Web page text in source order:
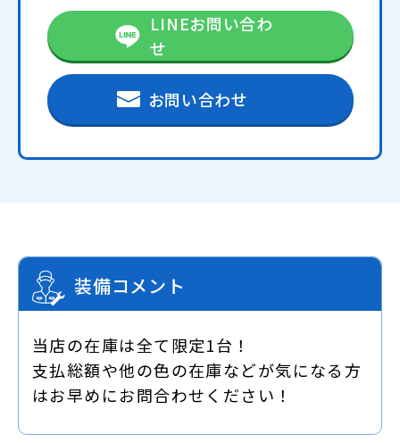
LINEお問い合わ
せ
お問い合わせ
装備コメント
当店の在庫は全て限定1台！
支払総額や他の色の在庫などが気になる方
はお早めにお問合わせください！